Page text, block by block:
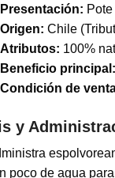
Presentación:
Origen: Chile
Atributos: 100%
Beneficio principal:
Condición de
y
poco de agua